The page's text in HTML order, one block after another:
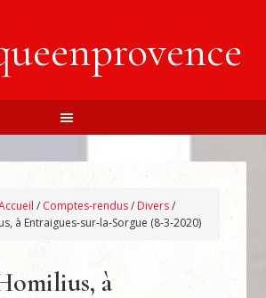
/ Comptes-rendus/ Divers/
à Entraigues-sur-la-Sorgue (8-3-2020)
à